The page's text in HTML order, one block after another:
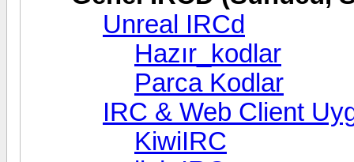
Unreal IRCd
Hazır_kodlar
Parca Kodlar
IRC & Web Client
KiwiIRC